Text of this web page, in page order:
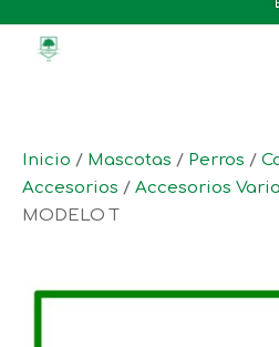
Inicio / Mascotas / Perros /
Accesorios / Accesorios
MODELO T